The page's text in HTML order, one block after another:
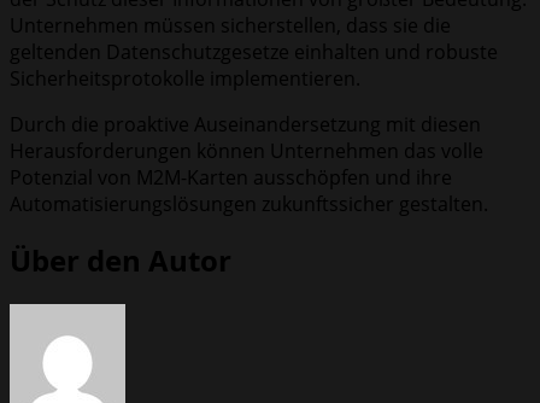
Unternehmen müssen sicherstellen, dass sie die
geltenden Datenschutzgesetze einhalten und robuste
Sicherheitsprotokolle implementieren.
Durch die proaktive Auseinandersetzung mit diesen
Herausforderungen können Unternehmen das volle
Potenzial von M2M-Karten ausschöpfen und ihre
Automatisierungslösungen zukunftssicher gestalten.
Über den Autor